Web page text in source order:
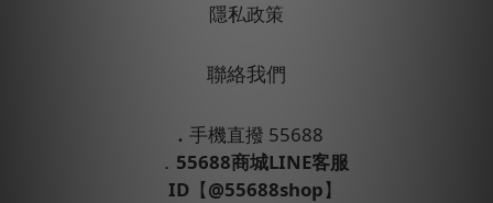
隱私政策
聯絡我們
． 手機直撥 55688
． 55688商城LINE客服
ID 【@55688shop】